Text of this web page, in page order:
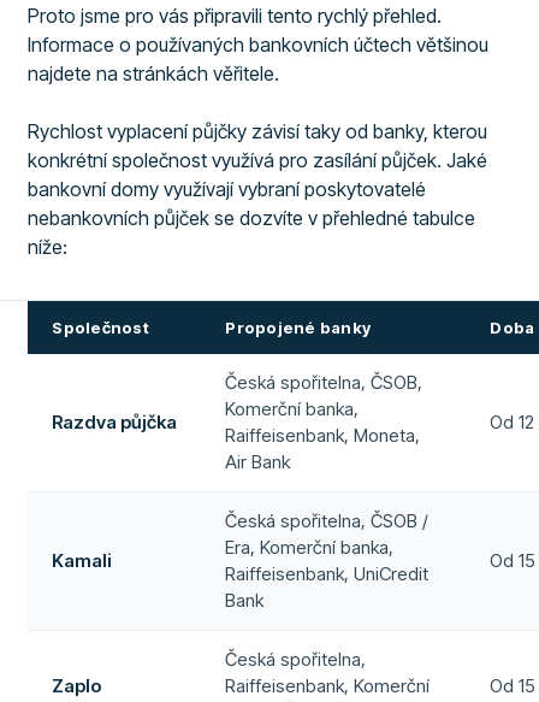
Proto jsme pro vás připravili tento rychlý přehled.
Informace o používaných bankovních účtech většinou
najdete na stránkách věřitele.
Rychlost vyplacení půjčky závisí taky od banky, kterou
konkrétní společnost využívá pro zasílání půjček. Jaké
bankovní domy využívají vybraní poskytovatelé
nebankovních půjček se dozvíte v přehledné tabulce
níže:
Společnost Propojené banky
Razdva půjčka
Česká spořitelna, ČSOB,
Komerční banka,
Raiffeisenbank, Moneta,
Air Bank
Od
Kamali
Česká spořitelna, ČSOB /
Era, Komerční banka,
Raiffeisenbank, UniCredit
Bank
Od
Zaplo
Česká spořitelna,
Raiffeisenbank, Komerční
Od